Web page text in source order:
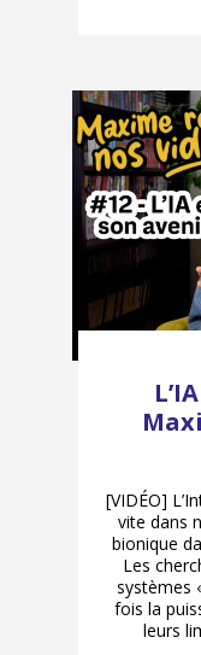
[VIDÉO]
vite dans
bionique
Les
systèmes
fois la
leurs